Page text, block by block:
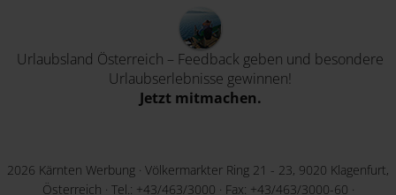
Urlaubsland Österreich – Feedback geben und besondere
Urlaubserlebnisse gewinnen!
Jetzt mitmachen.
2026 Kärnten Werbung · Völkermarkter Ring 21 - 23, 9020 Klagenfurt,
Österreich · Tel.: +43/463/3000 · Fax: +43/463/3000-60 ·